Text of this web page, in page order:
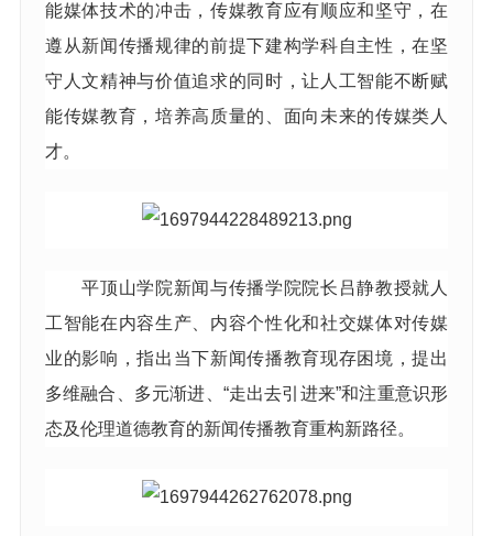
能媒体技术的冲击，传媒教育应有顺应和坚守，在
遵从新闻传播规律的前提下建构学科自主性，在坚
守人文精神与价值追求的同时，让人工智能不断赋
能传媒教育，培养高质量的、面向未来的传媒类人
才。
平顶山学院新闻与传播学院院长吕静教授就人
工智能在内容生产、内容个性化和社交媒体对传媒
业的影响，指出当下新闻传播教育现存困境，提出
多维融合、多元渐进、“走出去引进来”和注重意识形
态及伦理道德教育的新闻传播教育重构新路径。